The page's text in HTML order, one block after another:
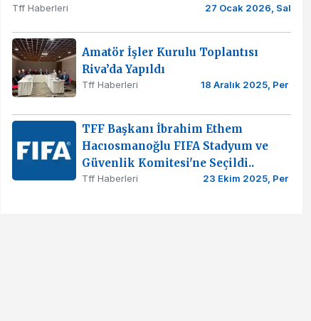
Tff Haberleri 27 Ocak 2026, Sal
Amatör İşler Kurulu Toplantısı
Riva’da Yapıldı
Tff Haberleri 18 Aralık 2025, Per
TFF Başkanı İbrahim Ethem
Hacıosmanoğlu FIFA Stadyum ve
Güvenlik Komitesi'ne Seçildi..
Tff Haberleri 23 Ekim 2025, Per